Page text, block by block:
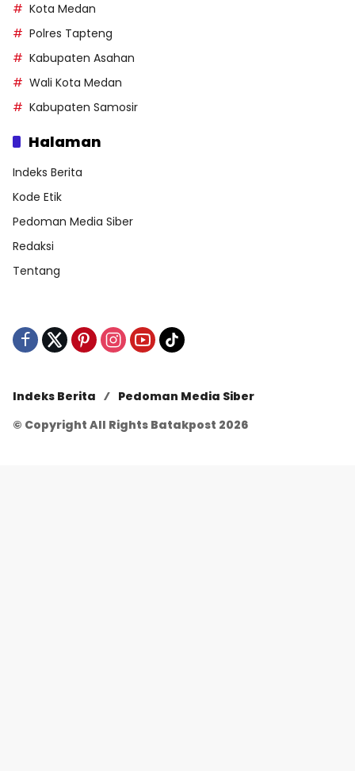
Kota Medan
Polres Tapteng
Kabupaten Asahan
Wali Kota Medan
Kabupaten Samosir
Halaman
Indeks Berita
Kode Etik
Pedoman Media Siber
Redaksi
Tentang
Indeks Berita
Pedoman Media Siber
© Copyright All Rights Batakpost 2026